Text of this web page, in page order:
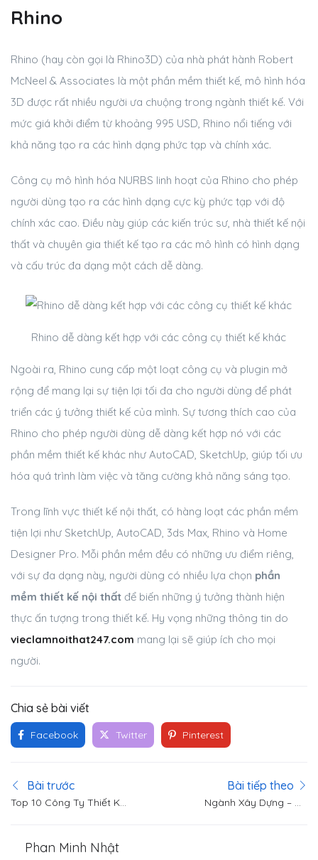
Rhino
Rhino (hay còn gọi là Rhino3D) của nhà phát hành Robert
McNeel & Associates là một phần mềm thiết kế, mô hình hóa
3D được rất nhiều người ưa chuộng trong ngành thiết kế. Với
mức giá khởi điểm từ khoảng 995 USD, Rhino nổi tiếng với
khả năng tạo ra các hình dạng phức tạp và chính xác.
Công cụ mô hình hóa NURBS linh hoạt của Rhino cho phép
người dùng tạo ra các hình dạng cực kỳ phức tạp với độ
chính xác cao. Điều này giúp các kiến trúc sư, nhà thiết kế nội
thất và chuyên gia thiết kế tạo ra các mô hình có hình dạng
và cấu trúc đa dạng một cách dễ dàng.
Rhino dễ dàng kết hợp với các công cụ thiết kế khác
Ngoài ra, Rhino cung cấp một loạt công cụ và plugin mở
rộng để mang lại sự tiện lợi tối đa cho người dùng để phát
triển các ý tưởng thiết kế của mình. Sự tương thích cao của
Rhino cho phép người dùng dễ dàng kết hợp nó với các
phần mềm thiết kế khác như AutoCAD, SketchUp, giúp tối ưu
hóa quá trình làm việc và tăng cường khả năng sáng tạo.
Trong lĩnh vực thiết kế nội thất, có hàng loạt các phần mềm
tiện lợi như SketchUp, AutoCAD, 3ds Max, Rhino và Home
Designer Pro. Mỗi phần mềm đều có những ưu điểm riêng,
với sự đa dạng này, người dùng có nhiều lựa chọn phần
mềm thiết kế nội thất để biến những ý tưởng thành hiện
thực ấn tượng trong thiết kế. Hy vọng những thông tin do
vieclamnoithat247.com mang lại sẽ giúp ích cho mọi
người.
Chia sẻ bài viết
Facebook Twitter Pinterest
Bài trước
Top 10 Công Ty Thiết Kế
Bài tiếp theo
Ngành Xây Dựng – Cơ
Phan Minh Nhật